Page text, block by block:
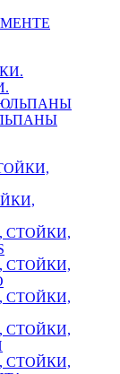
СТОЙКИ,
СТОЙКИ,
СТОЙКИ,
СТОЙКИ,
СТОЙКИ,